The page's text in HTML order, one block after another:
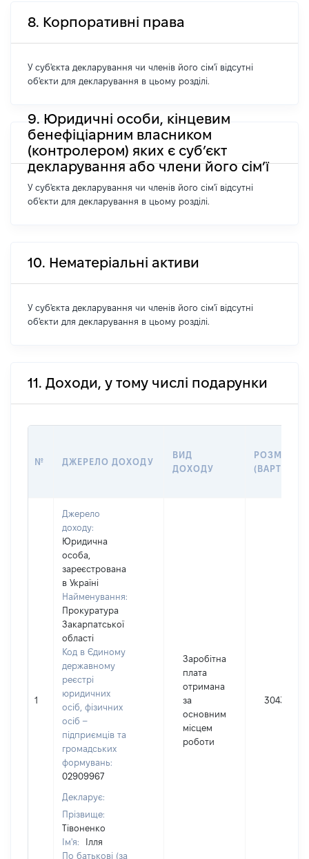
8. Корпоративні права
У суб'єкта декларування чи членів його сім'ї відсутні
об'єкти для декларування в цьому розділі.
9. Юридичні особи, кінцевим
бенефіціарним власником
(контролером) яких є суб’єкт
декларування або члени його сім’ї
У суб'єкта декларування чи членів його сім'ї відсутні
об'єкти для декларування в цьому розділі.
10. Нематеріальні активи
У суб'єкта декларування чи членів його сім'ї відсутні
об'єкти для декларування в цьому розділі.
11. Доходи, у тому числі подарунки
№ ДЖЕРЕЛО ДОХОДУ
ВИД
ДОХОДУ
РОЗМІР
(ВАРТІСТЬ)
1
Джерело
доходу:
Юридична
особа,
зареєстрована
в Україні
Найменування:
Прокуратура
Закарпатської
області
Код в Єдиному
державному
реєстрі
юридичних
осіб, фізичних
осіб –
підприємців та
громадських
формувань:
02909967
Декларує:
Прізвище:
Тівоненко
Ім'я:
Ілля
По батькові (за
Заробітна
плата
отримана
за
основним
місцем
роботи
304387